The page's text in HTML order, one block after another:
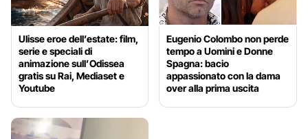
Ulisse eroe dell’estate: film,
serie e speciali di
animazione sull’Odissea
gratis su Rai, Mediaset e
Youtube
Eugenio Colombo non perde
tempo a Uomini e Donne
Spagna: bacio
appassionato con la dama
over alla prima uscita